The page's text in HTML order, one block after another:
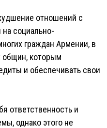
отношений с
социально-
граждан Армении, в
общин, которым
и обеспечивать свои
ответственность и
однако этого не